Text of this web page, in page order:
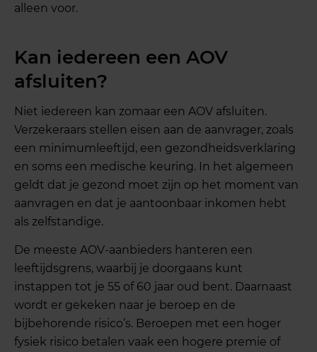
alleen voor.
Kan iedereen een AOV
afsluiten?
Niet iedereen kan zomaar een AOV afsluiten.
Verzekeraars stellen eisen aan de aanvrager, zoals
een minimumleeftijd, een gezondheidsverklaring
en soms een medische keuring. In het algemeen
geldt dat je gezond moet zijn op het moment van
aanvragen en dat je aantoonbaar inkomen hebt
als zelfstandige.
De meeste AOV-aanbieders hanteren een
leeftijdsgrens, waarbij je doorgaans kunt
instappen tot je 55 of 60 jaar oud bent. Daarnaast
wordt er gekeken naar je beroep en de
bijbehorende risico’s. Beroepen met een hoger
fysiek risico betalen vaak een hogere premie of